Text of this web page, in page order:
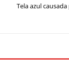
Tela azul